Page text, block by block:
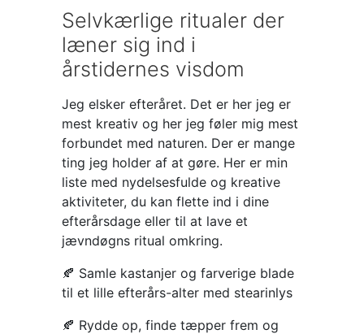
Selvkærlige ritualer der
læner sig ind i
årstidernes visdom
Jeg elsker efteråret. Det er her jeg er
mest kreativ og her jeg føler mig mest
forbundet med naturen. Der er mange
ting jeg holder af at gøre. Her er min
liste med nydelsesfulde og kreative
aktiviteter, du kan flette ind i dine
efterårsdage eller til at lave et
jævndøgns ritual omkring.
🍂 Samle kastanjer og farverige blade
til et lille efterårs-alter med stearinlys
🍂 Rydde op, finde tæpper frem og